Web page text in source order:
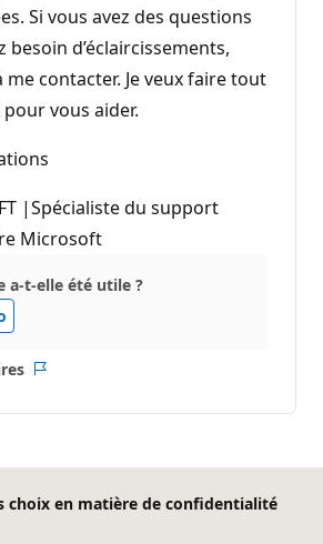
Si vous avez des questions
besoin d’éclaircissements,
me contacter. Je veux faire tout
vous aider.
|Spécialiste du support
Microsoft
a-t-elle été utile ?
choix en matière de confidentialité